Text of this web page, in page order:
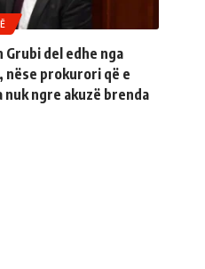
Grubi del edhe nga
prokurori që e
nuk ngre akuzë brenda